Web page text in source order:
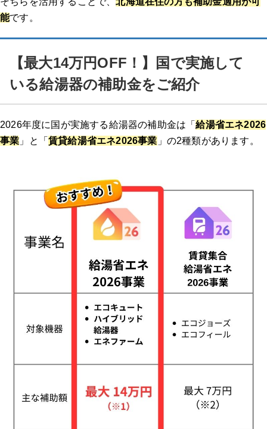
能です。
【最大14万円OFF！】国で実施して
いる給湯器の補助金をご紹介
2026年度に国が実施する給湯器の補助金は「給湯省エネ2026
事業 」と「賃貸給湯省エネ2026事業 」の2種類があります。